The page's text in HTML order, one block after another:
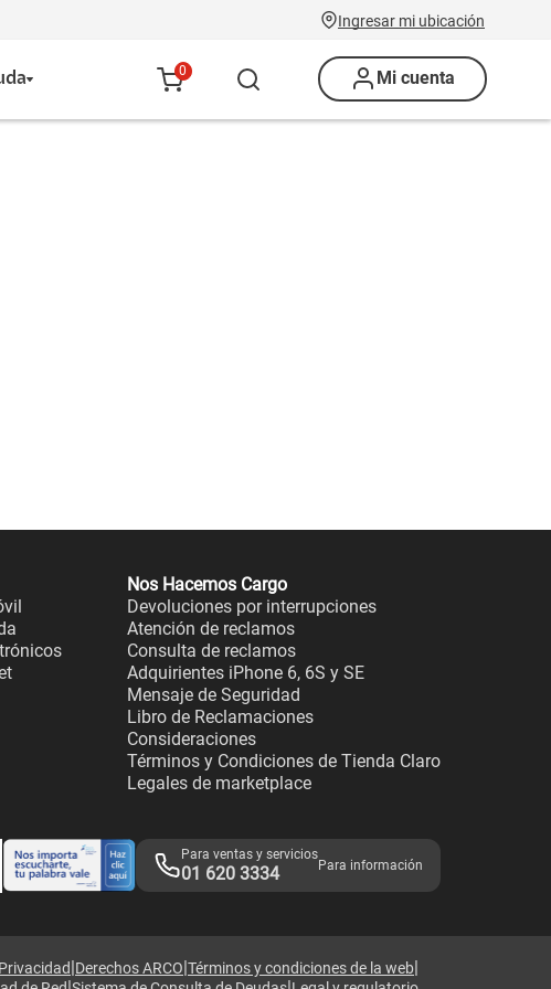
Ingresar mi ubicación
0 Mi cuenta
Nos Hacemos Cargo
Devoluciones por interrupciones
Atención de reclamos
Consulta de reclamos
Adquirientes iPhone 6, 6S y SE
Mensaje de Seguridad
Libro de Reclamaciones
Consideraciones
Términos y Condiciones de Tienda Claro
Legales de marketplace
Para ventas y servicios
01 620 3334 Para información
|Derechos ARCO|Términos y condiciones de la web|